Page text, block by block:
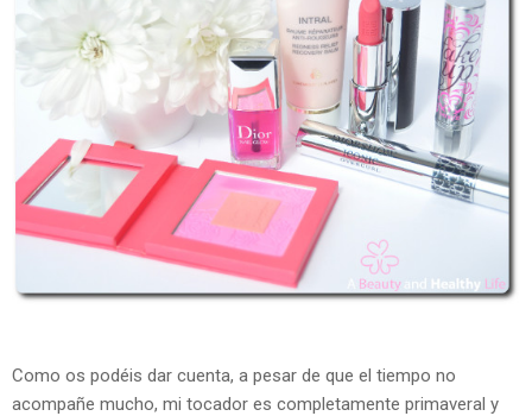
Como os podéis dar cuenta, a pesar de que el tiempo no
acompañe mucho, mi tocador es completamente primaveral y